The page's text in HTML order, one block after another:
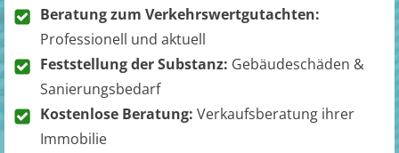
Beratung zum Verkehrswertgutachten:
Professionell und aktuell
Feststellung der Substanz: Gebäudeschäden &
Sanierungsbedarf
Kostenlose Beratung: Verkaufsberatung ihrer
Immobilie